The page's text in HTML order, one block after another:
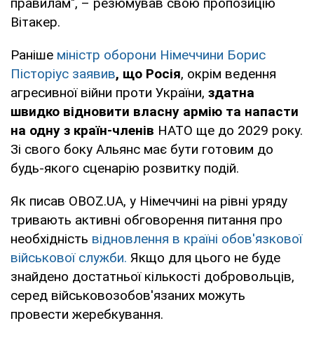
Вітакер.
Раніше міністр оборони Німеччини Борис
Пісторіус заявив, що Росія, окрім ведення
агресивної війни проти України, здатна
швидко відновити власну армію та напасти
на одну з країн-членів НАТО ще до 2029 року.
Зі свого боку Альянс має бути готовим до
будь-якого сценарію розвитку подій.
Як писав OBOZ.UA, у Німеччині на рівні уряду
тривають активні обговорення питання про
необхідність відновлення в країні обов'язкової
військової служби. Якщо для цього не буде
знайдено достатньої кількості добровольців,
серед військовозобов'язаних можуть
провести жеребкування.